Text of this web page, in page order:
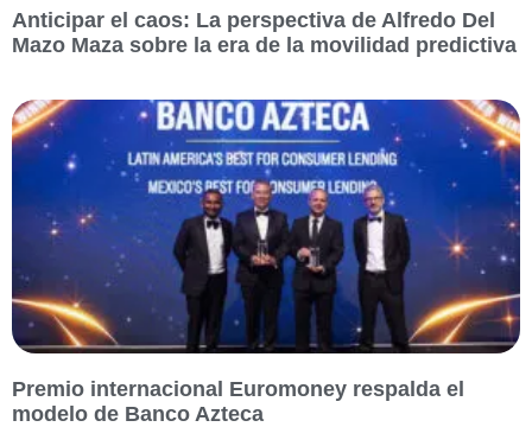
Anticipar el caos: La perspectiva de Alfredo Del
Mazo Maza sobre la era de la movilidad predictiva
Premio internacional Euromoney respalda el
modelo de Banco Azteca